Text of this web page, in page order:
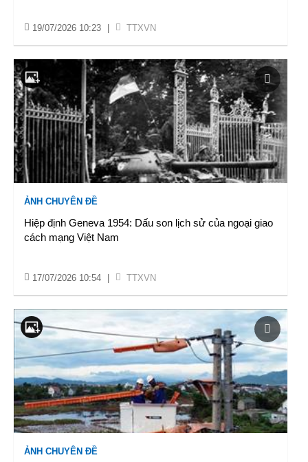
19/07/2026 10:23 TTXVN
ẢNH CHUYÊN ĐỀ
Hiệp định Geneva 1954: Dấu son lịch sử của ngoại giao
cách mạng Việt Nam
17/07/2026 10:54 TTXVN
ẢNH CHUYÊN ĐỀ